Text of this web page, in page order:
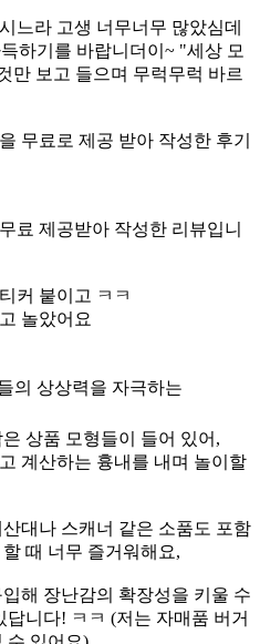
느라 고생 너무너무 많았심데
하기를 바랍니더이~ "세상 모
만 보고 들으며 무럭무럭 바르
무료로 제공 받아 작성한 후기
료 제공받아 작성한 리뷰입니
커 붙이고 ㅋㅋ
놀았어요
의 상상력을 자극하는
상품 모형들이 들어 있어,
계산하는 흉내를 내며 놀이할
대나 스캐너 같은 소품도 포함
때 너무 즐거워해요,
해 장난감의 확장성을 키울 수
니다! ㅋㅋ (저는 자매품 버거